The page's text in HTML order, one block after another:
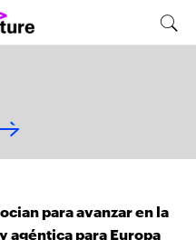
para avanzar en la
agéntica para Europa